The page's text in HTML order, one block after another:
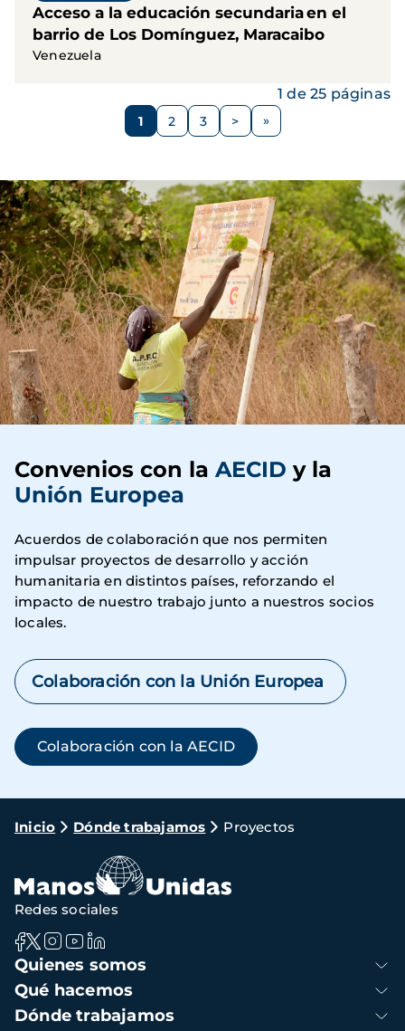
Acceso a la educación secundaria en el
barrio de Los Domínguez, Maracaibo
Venezuela
Página
1 Página
2 Página
3
Siguiente
>
1 de 25 páginas
Convenios con la AECID y la
Unión Europea
Acuerdos de colaboración que nos permiten
impulsar proyectos de desarrollo y acción
humanitaria en distintos países, reforzando el
impacto de nuestro trabajo junto a nuestros socios
locales.
Colaboración con la Unión Europea
Colaboración con la AECID
Ruta
navegación
Inicio Dónde trabajamos Proyectos
Navegación
principal
Quienes somos
Qué hacemos
Dónde trabajamos
Redes sociales